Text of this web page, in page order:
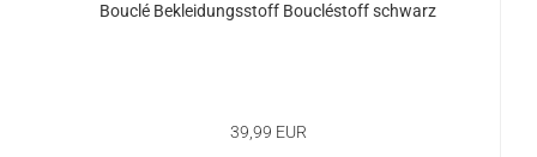
Bouclé Bekleidungsstoff Boucléstoff schwarz
39,99 EUR